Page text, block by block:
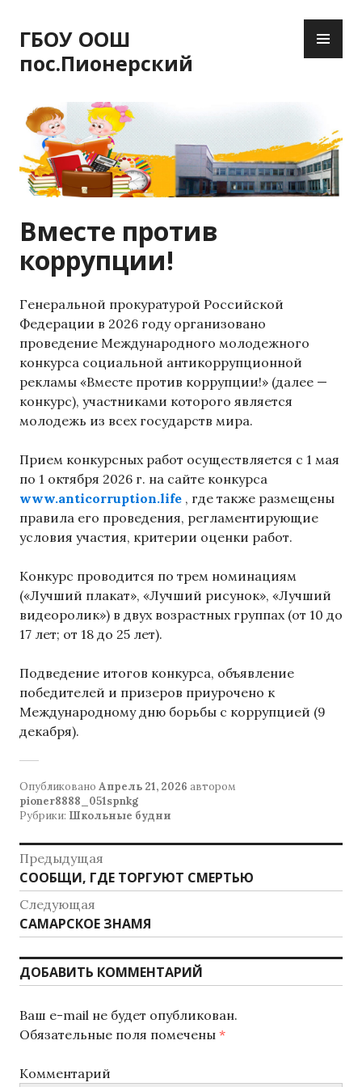
е
р
е
и
с
е
р
ж
м
о
м
у
ГБОУ ООШ
пос.Пионерский
Вместе против
коррупции!
Генеральной прокуратурой Российской
Федерации в 2026 году организовано
проведение Международного молодежного
конкурса социальной антикоррупционной
рекламы «Вместе против коррупции!» (далее —
конкурс), участниками которого является
молодежь из всех государств мира.
Прием конкурсных работ осуществляется с 1 мая
по 1 октября 2026 г. на сайте конкурса
www.anticorruption.life , где также размещены
правила его проведения, регламентирующие
условия участия, критерии оценки работ.
Конкурс проводится по трем номинациям
(«Лучший плакат», «Лучший рисунок», «Лучший
видеоролик») в двух возрастных группах (от 10 до
17 лет; от 18 до 25 лет).
Подведение итогов конкурса, объявление
победителей и призеров приурочено к
Международному дню борьбы с коррупцией (9
декабря).
Опубликовано Апрель 21, 2026 автором
pioner8888_051spnkg
Рубрики: Школьные будни
Н
а
в
и
г
а
ц
и
Предыдущая
П
р
е
д
ы
д
щ
а
з
СООБЩИ, ГДЕ ТОРГУЮТ СМЕРТЬЮ
Следующая
С
л
е
д
ю
щ
я
САМАРСКОЕ ЗНАМЯ
ДОБАВИТЬ КОММЕНТАРИЙ
Ваш e-mail не будет опубликован.
Обязательные поля помечены *
Комментарий